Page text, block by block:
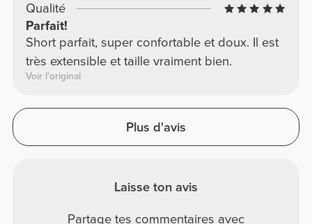
Qualité
Parfait!
Short parfait, super confortable et doux. Il est
très extensible et taille vraiment bien.
Voir l'original
Plus d'avis
Laisse ton avis
Partage tes commentaires avec